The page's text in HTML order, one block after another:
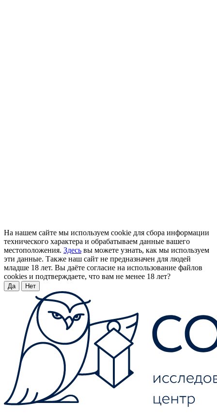
На нашем сайте мы используем cookie для сбора информации
технического характера и обрабатываем данные вашего
местоположения. Здесь вы можете узнать, как мы используем
эти данные. Также наш сайт не предназначен для людей
младше 18 лет. Вы даёте согласие на использование файлов
cookies и подтверждаете, что вам не менее 18 лет?
Да Нет